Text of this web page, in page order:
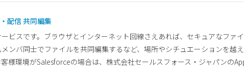
配信 共同編集
ビスです。ブラウザとインターネット回線さえあれば、セキュアなファ
ンバ同士でファイルを共同編集するなど、場所やシチュエーションを越
様環境がSalesforceの場合は、株式会社セールスフォース・ジャパンの